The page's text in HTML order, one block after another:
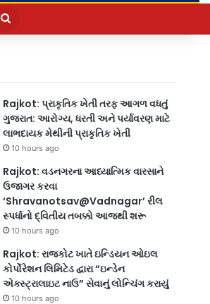
Search
Rajkot: પ્રાકૃતિક ખેતી તરફ આગળ વધતું
ગુજરાત: આરોગ્ય, ધરતી અને પર્યાવરણ માટે
લાભદાયક મેથીની પ્રાકૃતિક ખેતી
10 hours ago
Rajkot: વડનગરના આધ્યાત્મિક વારસાને
ઉજાગર કરવા
‘Shravanotsav@Vadnagar’ રીલ
સ્પર્ધાનો દ્વિતીય તબક્કો આજથી શરૂ
10 hours ago
Rajkot: રાજકોટ ખાતે ઇન્ડિયન ઓઇલ
કોર્પોરેશન લિમિટેડ દ્વારા “ઇન્ડેન
એક્સ્ટ્રાલાઇટ નાઉ” સેવાનું લોન્ચિંગ કરાયું
10 hours ago